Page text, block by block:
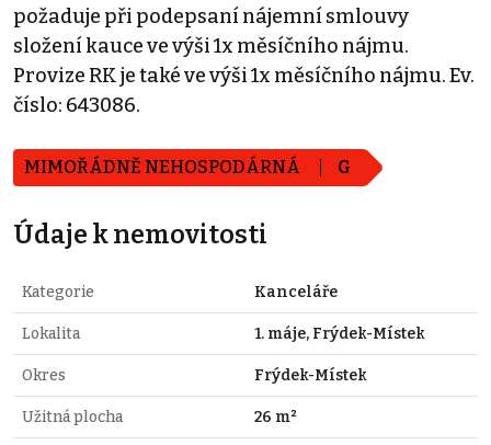
požaduje při podepsaní nájemní smlouvy
složení kauce ve výši 1x měsíčního nájmu.
Provize RK je také ve výši 1x měsíčního nájmu. Ev.
číslo: 643086.
MIMOŘÁDNĚ NEHOSPODÁRNÁ G
Údaje k nemovitosti
Kategorie Kanceláře
Lokalita 1. máje, Frýdek-Místek
Okres Frýdek-Místek
Užitná plocha 26 m²